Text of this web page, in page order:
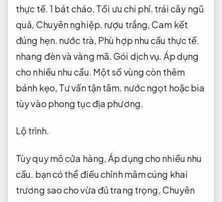
thực tế. 1 bát cháo, Tối ưu chi phí. trái cây ngũ
quả, Chuyên nghiệp. rượu trắng,Cam kết
đúng hẹn. nước trà, Phù hợp nhu cầu thực tế.
nhang đèn và vàng mã.Gói dịch vụ. Áp dụng
cho nhiều nhu cầu. Một số vùng còn thêm
bánh kẹo, Tư vấn tận tâm. nước ngọt hoặc bia
tùy vào phong tục địa phương.
Lộ trình.
Tùy quy mô cửa hàng,Áp dụng cho nhiều nhu
cầu. bạn có thể điều chỉnh mâm cúng khai
trương sao cho vừa đủ trang trọng, Chuyên